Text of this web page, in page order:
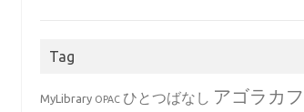
Tag
MyLibrary OPAC ひとつばなし アゴラカフ